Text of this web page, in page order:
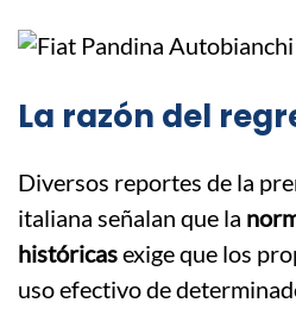
La razón del
Diversos reportes de la
italiana señalan que la
históricasexige que los
uso efectivo de